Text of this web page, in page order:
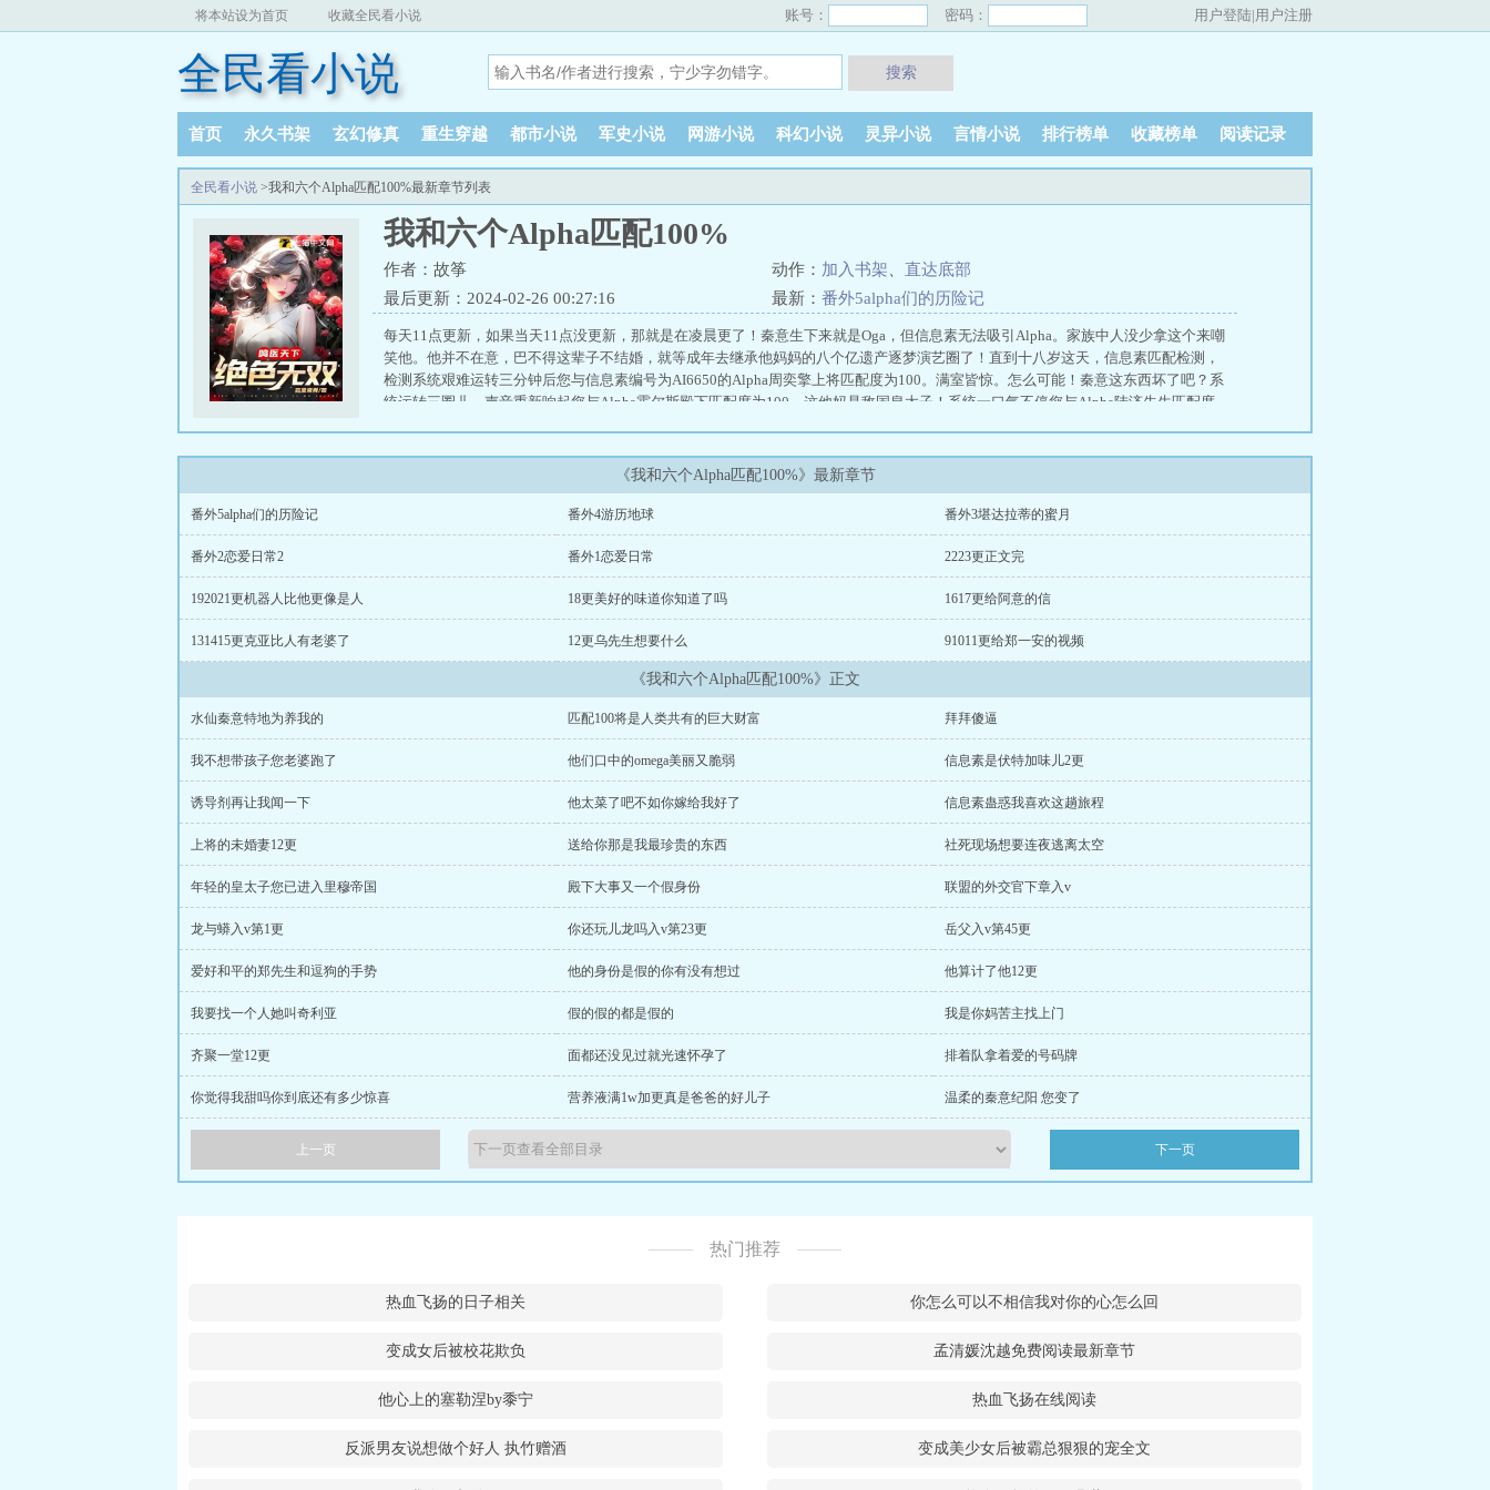
将本站设为首页 收藏全民看小说 账号： 密码： 用户登陆|用户注册
全民看小说 搜索
首页 永久书架 玄幻修真 重生穿越 都市小说 军史小说 网游小说 科幻小说 灵异小说 言情小说 排行榜单 收藏榜单 阅读记录
全民看小说 >我和六个Alpha匹配100%最新章节列表
我和六个Alpha匹配100%
作者：故筝 动作： 加入书架
直达底部
最后更新：2024-02-26 00:27:16
最新： 番外5alpha们的历险记
每天11点更新，如果当天11点没更新，那就是在凌晨更了！秦意生下来就是Oga，但信息素无法吸引Alpha。家族中人没少拿这个来嘲
笑他。他并不在意，巴不得这辈子不结婚，就等成年去继承他妈妈的八个亿遗产逐梦演艺圈了！直到十八岁这天，信息素匹配检测，
检测系统艰难运转三分钟后您与信息素编号为AI6650的Alpha周奕擎上将匹配度为100。满室皆惊。怎么可能！秦意这东西坏了吧？系
统运转三圈儿，声音重新响起您与Alpha霍尔斯殿下匹配度为100。这他妈是敌国皇太子！系统一口气不停您与Alpha陆济先生匹配度
溜了它可能真的坏了。联盟规定匹配度达到100的AO，必须立即结婚。那么问题来了秦意我必须和谁结婚呢？系统建议一起呢。秦
意？—年 我和六个Alpha匹配100%推荐地址：前妻带崽归来杀疯了、大明求学日常贴吧、徐鸢是谁、普林尼西方古代典籍百科全书、
冒牌少爷全集漫画、流浪荒岛我身边全是美女 才瓜上班我成了暴君的唯一信仰、唐关琦、
常生物见闻录 先婚后爱 一碗小甜汤 穿进冲喜文后我摆烂了 恶魔法则 学魔养成系统 银河第一可爱 一世之尊 夜雾 穿书后女配不当
今天我仍不知道亲爹是朱元璋 救赎魔尊后我死遁了
初恋退婚之后 魔尊杀我前失忆啦 穿成血族大佬的沙雕白月光 七零之改嫁前夫发小 玫瑰之下 孙哲叶巧都市之医武风流阴阳圣心诀、
魏坪政魏瑕小说哥哥别装了你是真有实力
《我和六个Alpha匹配100%》最新章节
番外5alpha们的历险记 番外4游历地球 番外3堪达拉蒂的蜜月
番外2恋爱日常2 番外1恋爱日常 2223更正文完
192021更机器人比他更像是人 18更美好的味道你知道了吗 1617更给阿意的信
131415更克亚比人有老婆了 12更乌先生想要什么 91011更给郑一安的视频
《我和六个Alpha匹配100%》正文
水仙秦意特地为养我的 匹配100将是人类共有的巨大财富 拜拜傻逼
我不想带孩子您老婆跑了 他们口中的omega美丽又脆弱 信息素是伏特加味儿2更
诱导剂再让我闻一下 他太菜了吧不如你嫁给我好了 信息素蛊惑我喜欢这趟旅程
上将的未婚妻12更 送给你那是我最珍贵的东西 社死现场想要连夜逃离太空
年轻的皇太子您已进入里穆帝国 殿下大事又一个假身份 联盟的外交官下章入v
龙与蟒入v第1更 你还玩儿龙吗入v第23更 岳父入v第45更
爱好和平的郑先生和逗狗的手势 他的身份是假的你有没有想过 他算计了他12更
我要找一个人她叫奇利亚 假的假的都是假的 我是你妈苦主找上门
齐聚一堂12更 面都还没见过就光速怀孕了 排着队拿着爱的号码牌
你觉得我甜吗你到底还有多少惊喜 营养液满1w加更真是爸爸的好儿子 温柔的秦意纪阳 您变了
上一页 下一页
热门推荐
热血飞扬的日子相关 你怎么可以不相信我对你的心怎么回
变成女后被校花欺负 孟清媛沈越免费阅读最新章节
他心上的塞勒涅by黍宁 热血飞扬在线阅读
反派男友说想做个好人 执竹赠酒 变成美少女后被霸总狠狠的宠全文